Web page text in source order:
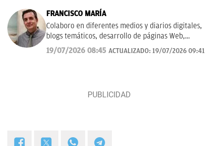
FRANCISCO MARÍA
Colaboro en diferentes medios y diarios digitales,
blogs temáticos, desarrollo de páginas Web,
redacción de guías y manuales didácticos, textos
promocionales, campañas publicitarias y de
bien documentado y revisado, así como a la
19/07/2026 08:45 ACTUALIZADO: 19/07/2026 09:41